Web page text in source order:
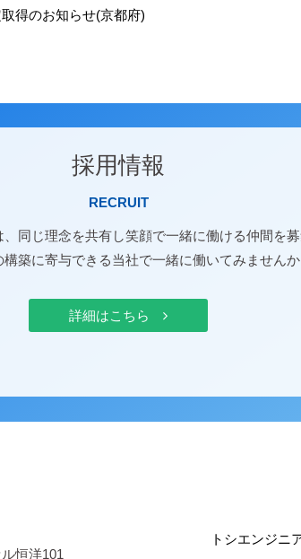
得のお知らせ(京都府)
採用情報
RECRUIT
同じ理念を共有し笑顔で一緒に働ける仲間を募
築に寄与できる当社で一緒に働いてみませんか
詳細はこちら
恒洋101
トシエンジニ